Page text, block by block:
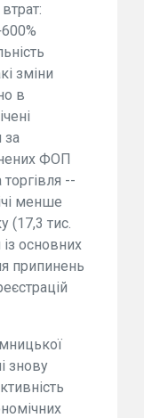
зміни
в
за
ФОП
--
менше
(17,3 тис.
основних
припинень
знову